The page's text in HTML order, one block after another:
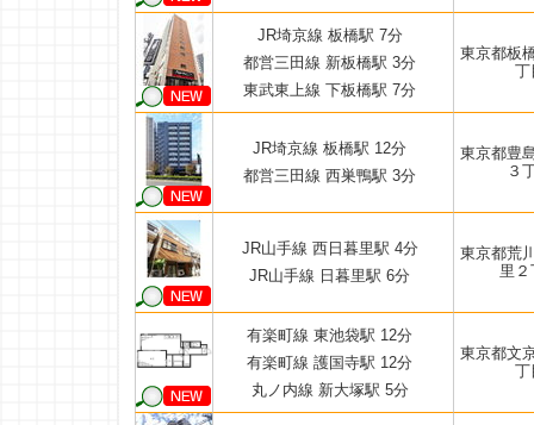
JR埼京線 板橋駅 7分
都営三田線 新板橋駅 3分
東武東上線 下板橋駅 7分
東京都板
丁
JR埼京線 板橋駅 12分
都営三田線 西巣鴨駅 3分
東京都豊
３
JR山手線 西日暮里駅 4分
JR山手線 日暮里駅 6分
東京都荒
里２
有楽町線 東池袋駅 12分
有楽町線 護国寺駅 12分
丸ノ内線 新大塚駅 5分
東京都文
丁